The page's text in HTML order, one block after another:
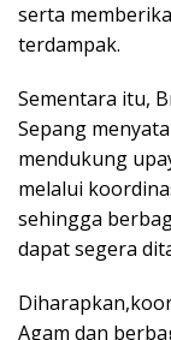
serta
terdampak.
Sementara itu,
Sepang
mendukung
melalui
sehingga
dapat segera
Agam dan